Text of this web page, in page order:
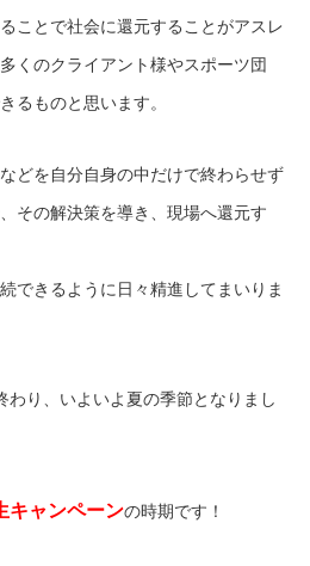
ことで社会に還元することがアスレ
くのクライアント様やスポーツ団
るものと思います。
どを自分自身の中だけで終わらせず
その解決策を導き、現場へ還元す
できるように日々精進してまいりま
わり、いよいよ夏の季節となりまし
キャンペーンの時期です！